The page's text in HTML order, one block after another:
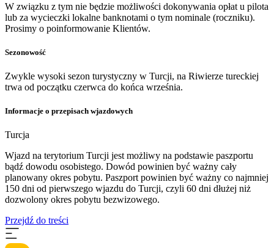
W związku z tym nie będzie możliwości dokonywania opłat u pilota
lub za wycieczki lokalne banknotami o tym nominale (roczniku).
Prosimy o poinformowanie Klientów.
Sezonowość
Zwykle wysoki sezon turystyczny w Turcji, na Riwierze tureckiej
trwa od początku czerwca do końca września.
Informacje o przepisach wjazdowych
Turcja
Wjazd na terytorium Turcji jest możliwy na podstawie paszportu
bądź dowodu osobistego. Dowód powinien być ważny cały
planowany okres pobytu. Paszport powinien być ważny co najmniej
150 dni od pierwszego wjazdu do Turcji, czyli 60 dni dłużej niż
dozwolony okres pobytu bezwizowego.
Przejdź do treści